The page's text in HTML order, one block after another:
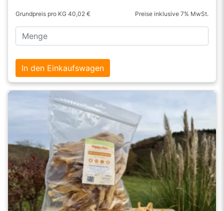
Grundpreis pro KG 40,02 € Preise inklusive 7% MwSt.
In den Einkaufswagen